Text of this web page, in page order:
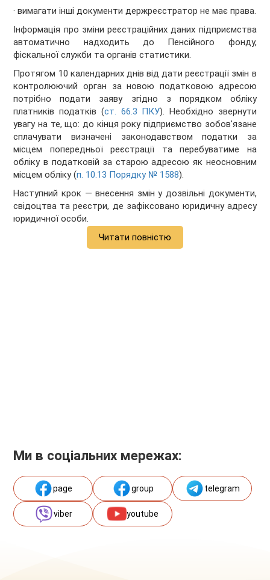
· вимагати інші документи держреєстратор не має права.
Інформація про зміни реєстраційних даних підприємства
автоматично надходить до Пенсійного фонду,
фіскальної служби та органів статистики.
Протягом 10 календарних днів від дати реєстрації змін в
контролюючий орган за новою податковою адресою
потрібно подати заяву згідно з порядком обліку
платників податків (ст. 66.3 ПКУ). Необхідно звернути
увагу на те, що: до кінця року підприємство зобов'язане
сплачувати визначені законодавством податки за
місцем попередньої реєстрації та перебуватиме на
обліку в податковій за старою адресою як неосновним
місцем обліку (п. 10.13 Порядку № 1588).
Наступний крок — внесення змін у дозвільні документи,
свідоцтва та реєстри, де зафіксовано юридичну адресу
юридичної особи.
Читати повністю
Ми в соціальних мережах:
page group telegram
viber youtube